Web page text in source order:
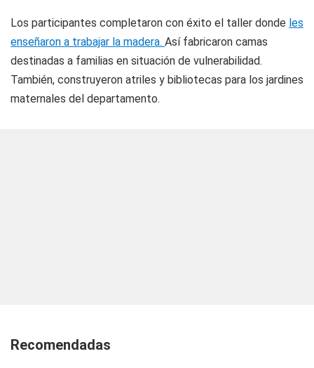
Los participantes completaron con éxito el taller donde les
enseñaron a trabajar la madera. Así fabricaron camas
destinadas a familias en situación de vulnerabilidad.
También, construyeron atriles y bibliotecas para los jardines
maternales del departamento.
Recomendadas